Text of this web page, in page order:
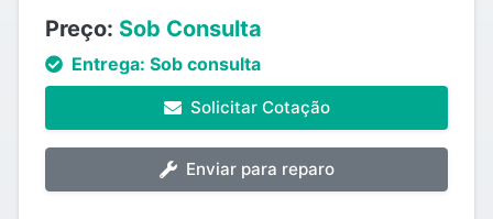
Preço: Sob Consulta
Entrega: Sob consulta
Solicitar Cotação
Enviar para reparo